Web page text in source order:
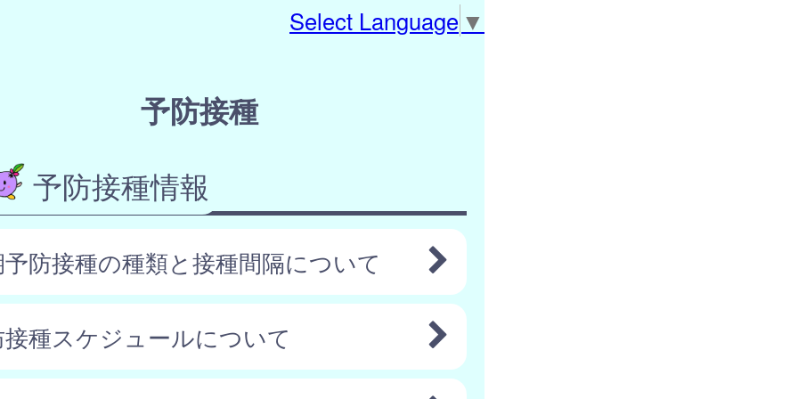
Select Language ▼
予防接種
予防接種情報
防接種の種類と接種間隔について
種スケジュールについて